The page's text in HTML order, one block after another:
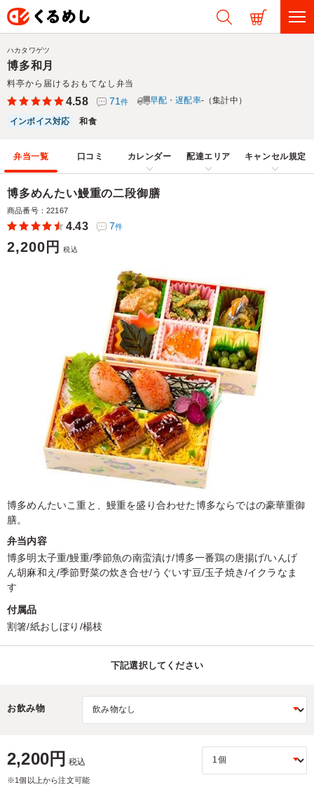
博多和月
料亭から届けるおもてなし弁当
ハカタワゲツ
4.58 71件 早配・遅配率-（集計中）
インボイス対応 和食
弁当一覧 口コミ カレンダー 配達エリア キャンセル規定
博多めんたい鰻重の二段御膳
商品番号：22167
4.43 7件
2,200円 税込
博多めんたいこ重と、鰻重を盛り合わせた博多ならではの豪華重御
膳。
弁当内容
博多明太子重/鰻重/季節魚の南蛮漬け/博多一番鶏の唐揚げ/いんげ
ん胡麻和え/季節野菜の炊き合せ/うぐいす豆/玉子焼き/イクラなま
す
付属品
割箸/紙おしぼり/楊枝
下記選択してください
お飲み物
2,200円 税込
※1個以上から注文可能